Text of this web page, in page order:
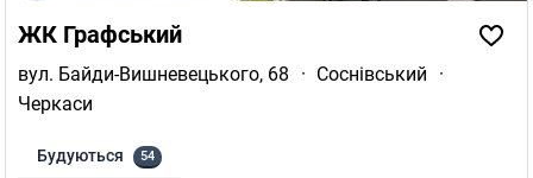
ЖК Графський
вул. Байди-Вишневецького, 68 · Соснівський
·
Черкаси
Будуються 54